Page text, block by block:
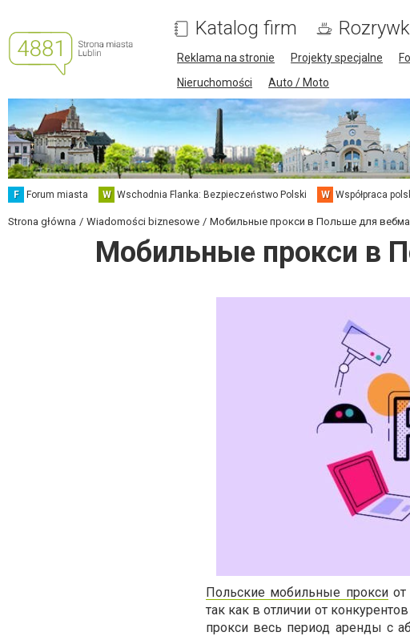
Katalog firm
Reklama na stronie Projekty specjalne
Nieruchomości
Auto / Moto
F Forum miasta W Wschodnia Flanka: Bezpieczeństwo Polski W Współpraca
Strona główna Wiadomości biznesowe Мобильные прокси в Польше для
Мобильные прокси в
Польские мобильные проксиот
так как в отличии от
прокси весь период аренды с